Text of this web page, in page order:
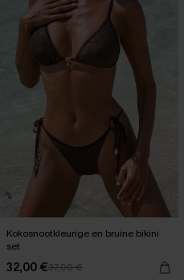
Kokosnootkleurige en bruine bikini
set
32,00 €37,00 €